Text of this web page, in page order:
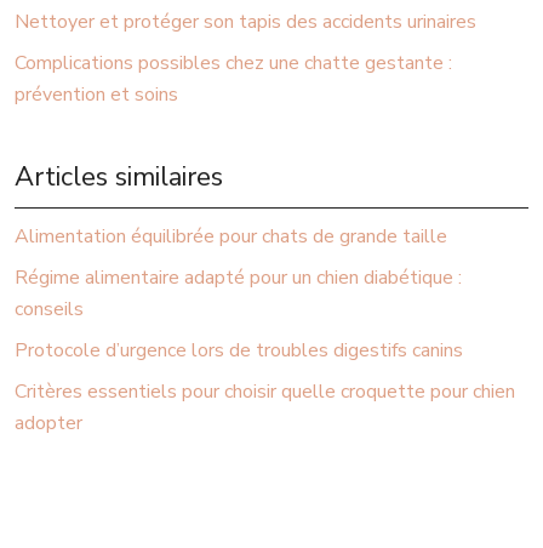
Nettoyer et protéger son tapis des accidents urinaires
Complications possibles chez une chatte gestante :
prévention et soins
Articles similaires
Alimentation équilibrée pour chats de grande taille
Régime alimentaire adapté pour un chien diabétique :
conseils
Protocole d’urgence lors de troubles digestifs canins
Critères essentiels pour choisir quelle croquette pour chien
adopter